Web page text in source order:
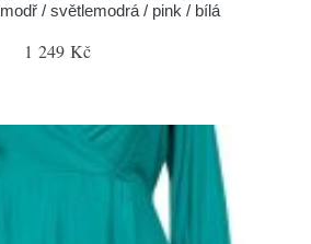
/ světlemodrá / pink / bílá
1 249 Kč